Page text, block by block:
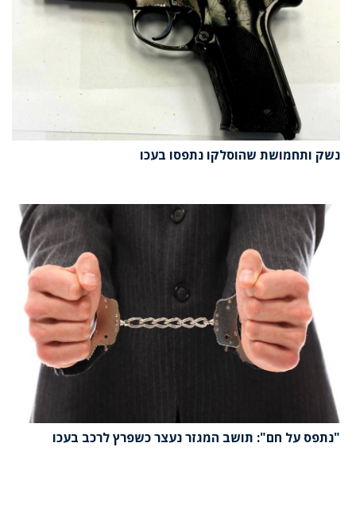
נשק ותחמושת שהוסלקו נתפסו בעכו
"נתפס על חם": תושב המגזר נעצר כשפרץ לרכב בעכו